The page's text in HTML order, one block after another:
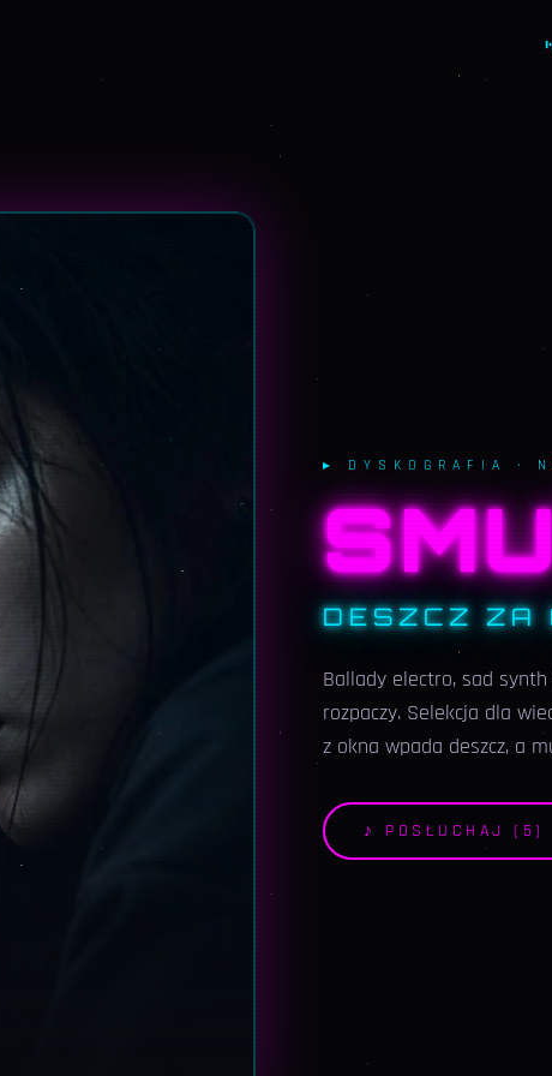
▸ DYSKOGRAFIA ·
DESZCZ ZA
Ballady electro, sad
rozpaczy. Selekcja dla
z okna wpada deszcz, a
♪ POSŁUCHAJ ( 5 )